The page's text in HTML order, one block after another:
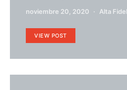
noviembre 20, 2020 Alta
VIEW POST